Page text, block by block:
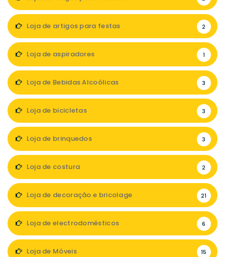
Loja de artigos para festas 2
Loja de aspiradores 1
Loja de Bebidas Alcoólicas 3
Loja de bicicletas 3
Loja de brinquedos 3
Loja de costura 2
Loja de decoração e bricolage 21
Loja de electrodomésticos 6
Loja de Móveis 15